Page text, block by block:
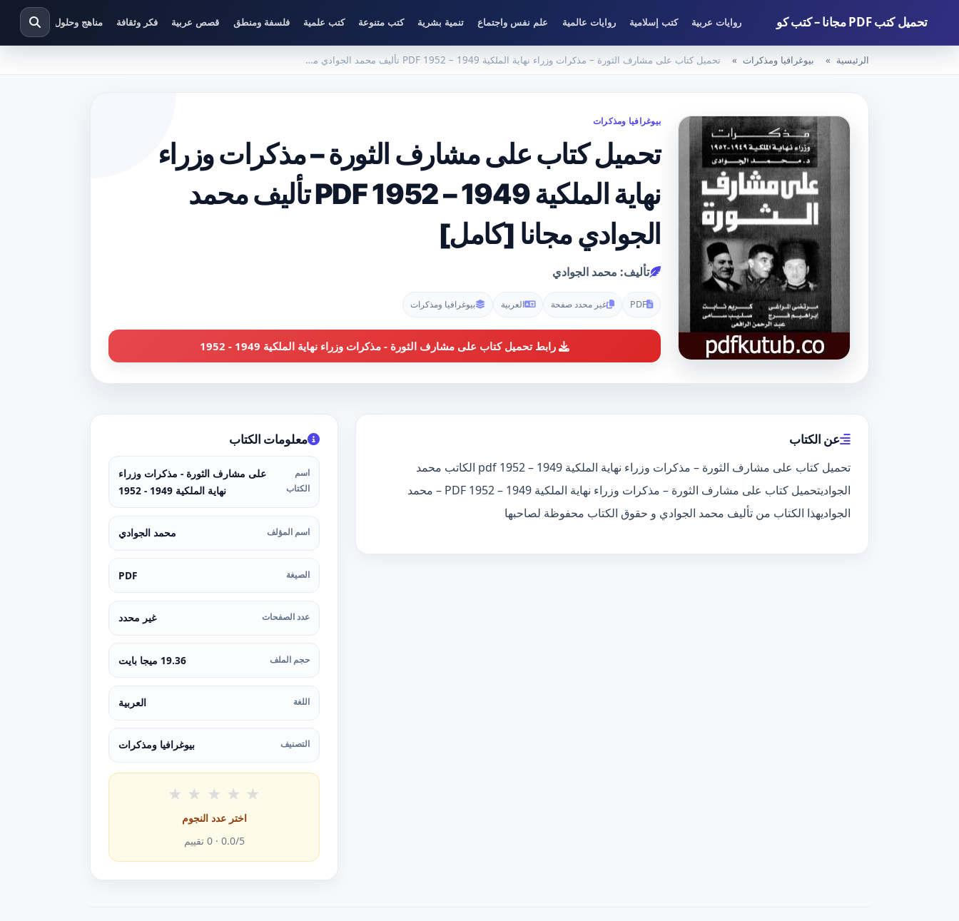
تحميل كتب PDF مجانا – كتب كو روايات عربية كتب إسلامية روايات عالمية علم نفس واجتماع تنمية بشرية كتب متنوعة كتب علمية فلسفة ومنطق قصص عربية فكر وثقافة مناهج وحلول دراسية
الرئيسية بيوغرافيا ومذكرات تحميل كتاب على مشارف الثورة – مذكرات وزراء نهاية الملكية 1949 – 1952 PDF تأليف محمد الجوادي مجانا [كامل]
بيوغرافيا ومذكرات
تحميل كتاب على مشارف الثورة – مذكرات وزراء
نهاية الملكية 1949 – 1952 PDF تأليف محمد
الجوادي مجانا [كامل]
تأليف: محمد الجوادي
PDF غير محدد صفحة العربية بيوغرافيا ومذكرات
رابط تحميل كتاب على مشارف الثورة - مذكرات وزراء نهاية الملكية 1949 - 1952
عن الكتاب
تحميل كتاب على مشارف الثورة – مذكرات وزراء نهاية الملكية 1949 – 1952 pdf الكاتب محمد
الجواديتحميل كتاب على مشارف الثورة – مذكرات وزراء نهاية الملكية 1949 – 1952 PDF – محمد
الجواديهذا الكتاب من تأليف محمد الجوادي و حقوق الكتاب محفوظة لصاحبها
معلومات الكتاب
اسم
الكتاب
على مشارف الثورة - مذكرات وزراء
نهاية الملكية 1949 - 1952
اسم المؤلف محمد الجوادي
الصيغة PDF
عدد الصفحات غير محدد
حجم الملف 19.36 ميجا بايت
اللغة العربية
التصنيف بيوغرافيا ومذكرات
★ ★ ★ ★ ★
اختر عدد النجوم
0.0/5 ·
0 تقييم